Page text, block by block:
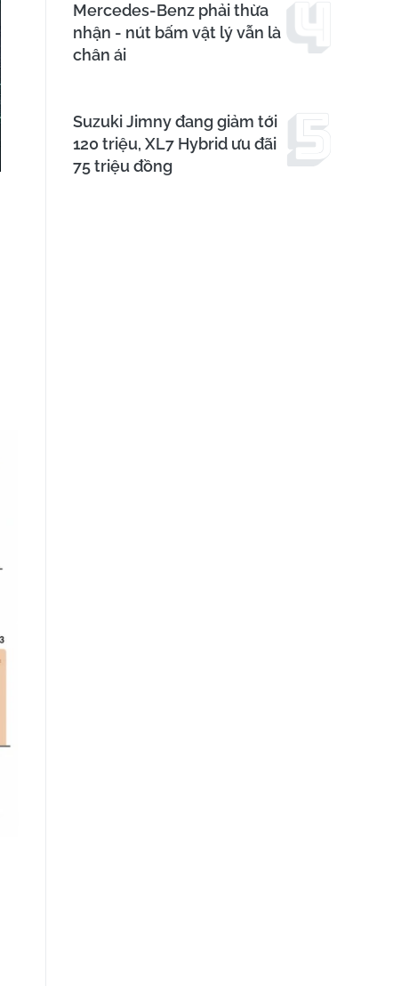
Mercedes-Benz phải thừa
nhận - nút bấm vật lý vẫn là
chân ái
Suzuki Jimny đang giảm tới
120 triệu, XL7 Hybrid ưu đãi
75 triệu đồng